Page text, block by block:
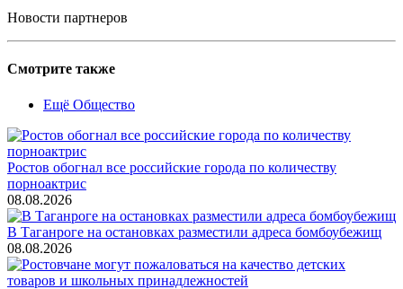
Новости партнеров
Смотрите также
Ещё Общество
Ростов обогнал все российские города по количеству
порноактрис
08.08.2026
В Таганроге на остановках разместили адреса бомбоубежищ
08.08.2026